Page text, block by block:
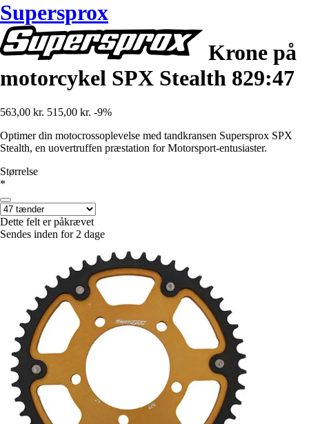
Supersprox
Krone på
motorcykel SPX Stealth 829:47
563,00 kr. 515,00 kr. -9%
Optimer din motocrossoplevelse med tandkransen Supersprox SPX
Stealth, en uovertruffen præstation for Motorsport-entusiaster.
Størrelse
*
Dette felt er påkrævet
Sendes inden for 2 dage